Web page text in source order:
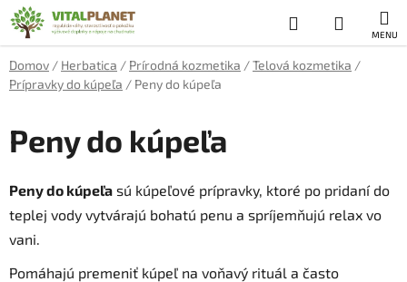
Prejsť
na
obsah
Hľadať
KOŠÍK
Domov / Herbatica / Prírodná kozmetika /Telová kozmetika /
Prípravky do kúpeľa / Peny do kúpeľa
Peny do kúpeľa
Peny do kúpeľa sú kúpeľové prípravky, ktoré po pridaní do
teplej vody vytvárajú bohatú penu a spríjemňujú relax vo
vani.
Pomáhajú premeniť kúpeľ na voňavý rituál a často